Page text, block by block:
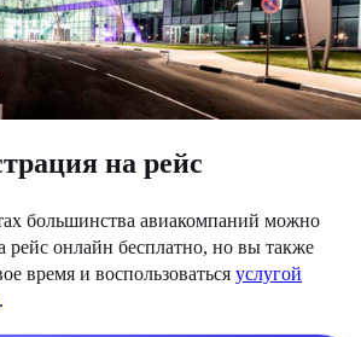
на рейс
большинства авиакомпаний можно
рейс онлайн бесплатно, но вы также
время и воспользоваться услугой
.